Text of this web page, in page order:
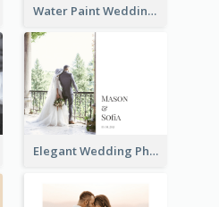
Water Paint Wedding Photo Book
Elegant Wedding Photo Book